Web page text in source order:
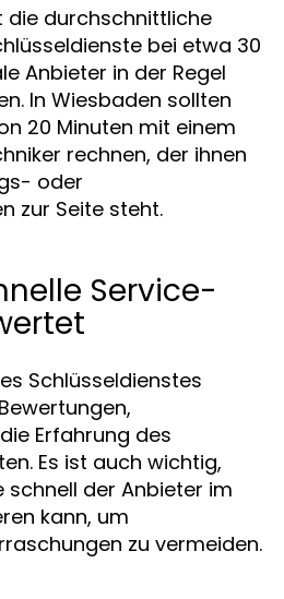
die durchschnittliche
bei etwa 30
Anbieter in der Regel
In Wiesbaden sollten
20 Minuten mit einem
rechnen, der ihnen
oder
zur Seite steht.
Service-
Schlüsseldienstes
Erfahrung des
Es ist auch wichtig,
schnell der Anbieter im
kann, um
zu vermeiden.